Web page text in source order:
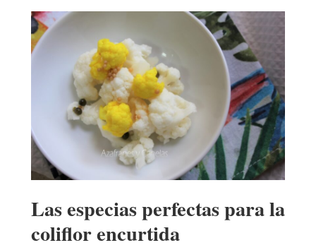
Las especias perfectas para la
coliflor encurtida